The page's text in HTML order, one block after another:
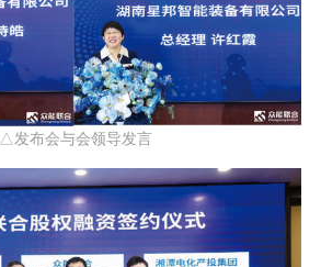
△发布会与会领导发言